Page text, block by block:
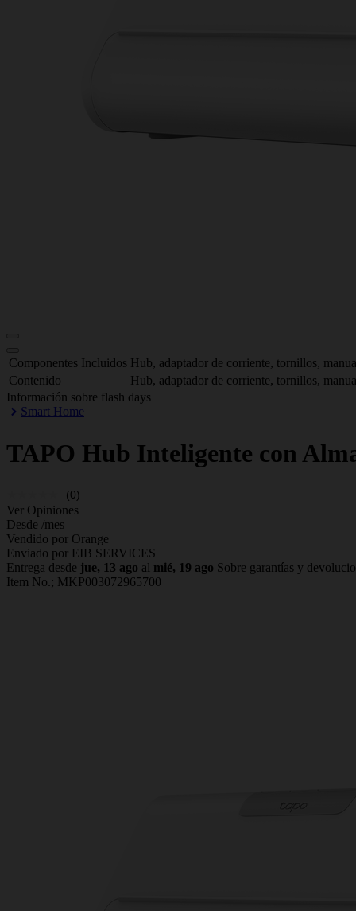
Componentes Incluidos Hub, adaptador de corriente, tornillos,
Contenido
Hub, adaptador de corriente, tornillos,
Información sobre flash days
Smart Home
TAPO Hub Inteligente con
(0)
Ver Opiniones
Desde /mes
Vendido por Orange
Enviado por EIB SERVICES
Entrega desde jue, 13 ago al mié, 19 ago Sobre garantías y
Item No.; MKP003072965700